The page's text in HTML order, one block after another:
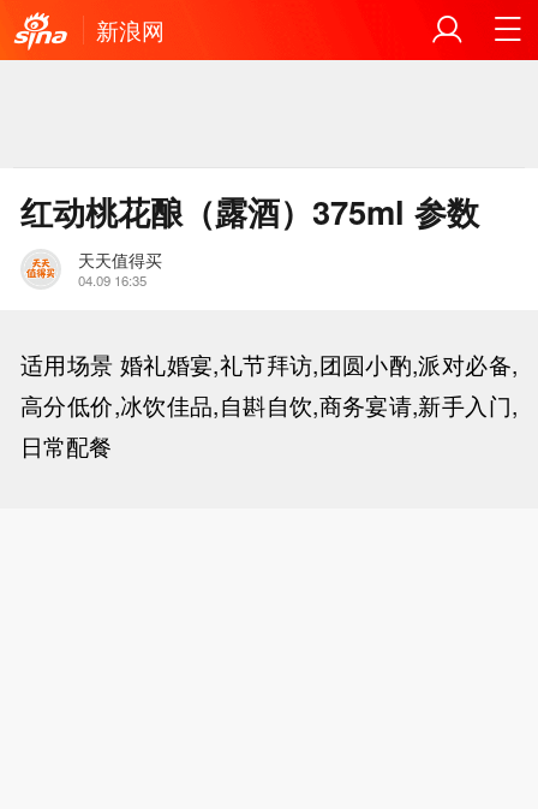
新浪网
红动桃花酿（露酒）375ml 参数
天天值得买
04.09 16:35
适用场景 婚礼婚宴,礼节拜访,团圆小酌,派对必备,
高分低价,冰饮佳品,自斟自饮,商务宴请,新手入门,
日常配餐